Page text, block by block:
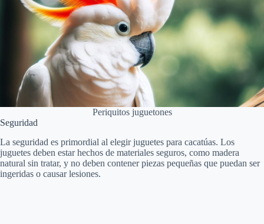
Periquitos juguetones
Seguridad
La seguridad es primordial al elegir juguetes para cacatúas. Los
juguetes deben estar hechos de materiales seguros, como madera
natural sin tratar, y no deben contener piezas pequeñas que puedan ser
ingeridas o causar lesiones.